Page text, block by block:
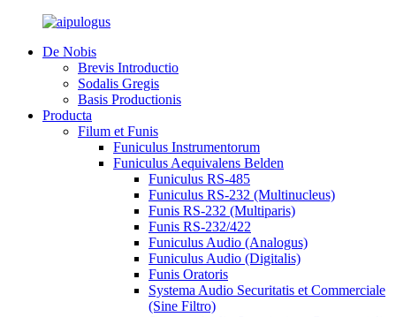
De Nobis
Brevis Introductio
Sodalis Gregis
Basis Productionis
Producta
Filum et Funis
Funiculus Instrumentorum
Funiculus Aequivalens Belden
Funiculus RS-485
Funiculus RS-232 (Multinucleus)
Funis RS-232 (Multiparis)
Funis RS-232/422
Funiculus Audio (Analogus)
Funiculus Audio (Digitalis)
Funis Oratoris
Systema Audio Securitatis et Commerciale
(Sine Filtro)